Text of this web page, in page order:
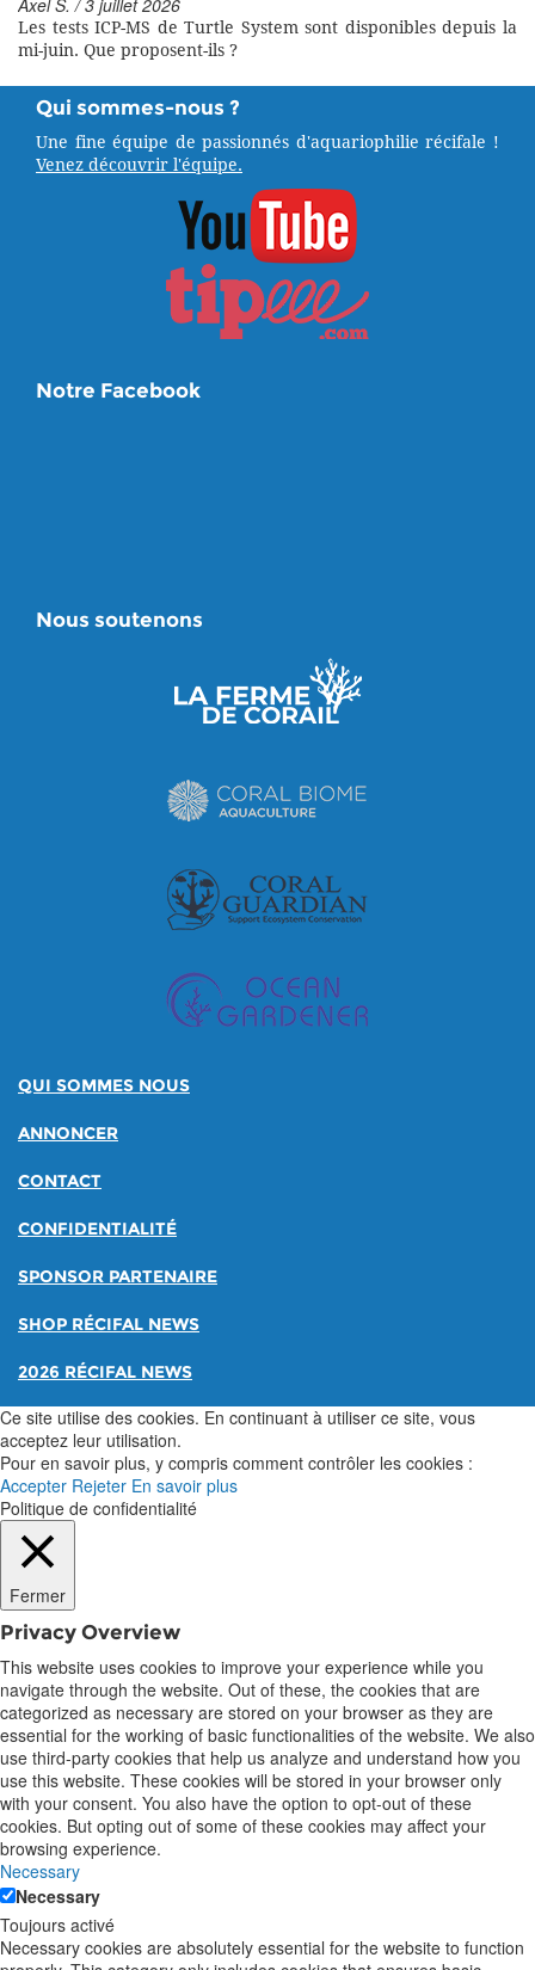
Les tests ICP-MS de Turtle System sont disponibles depuis la
mi-juin. Que proposent-ils ?
Qui sommes-nous ?
Une fine équipe de passionnés d'aquariophilie récifale !
Venez découvrir l'équipe.
Notre Facebook
Nous soutenons
QUI SOMMES NOUS
ANNONCER
CONTACT
CONFIDENTIALITÉ
SPONSOR PARTENAIRE
SHOP RÉCIFAL NEWS
2026 RÉCIFAL NEWS
Ce site utilise des cookies. En continuant à utiliser ce site, vous
acceptez leur utilisation.
Pour en savoir plus, y compris comment contrôler les cookies :
Accepter Rejeter En savoir plus
Politique de confidentialité
Fermer
Privacy Overview
This website uses cookies to improve your experience while you
navigate through the website. Out of these, the cookies that are
categorized as necessary are stored on your browser as they are
essential for the working of basic functionalities of the website. We also
use third-party cookies that help us analyze and understand how you
use this website. These cookies will be stored in your browser only
with your consent. You also have the option to opt-out of these
cookies. But opting out of some of these cookies may affect your
browsing experience.
Necessary
Necessary
Toujours activé
Necessary cookies are absolutely essential for the website to function